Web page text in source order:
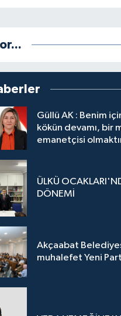
Güllü AK : Benim
kökün devamı, bir
emanetçisi
ÜLKÜ
DÖNEMİ
Akçaabat
muhalefet Yeni